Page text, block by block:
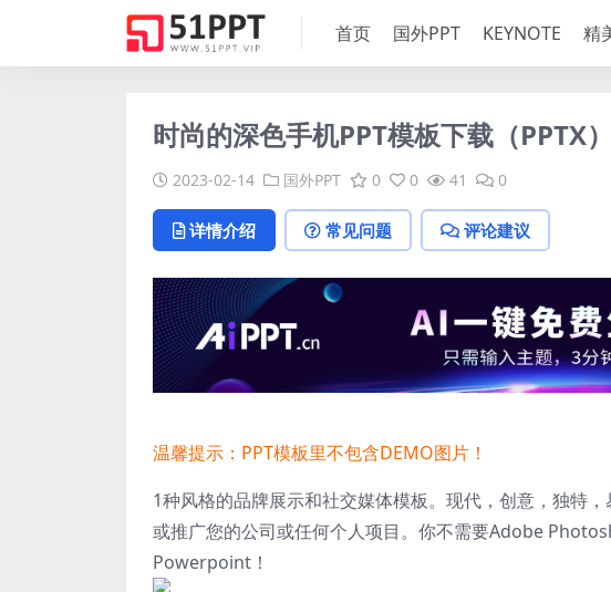
首页 国外PPT KEYNOTE 精
时尚的深色手机PPT模板下载（PPTX）
2023-02-14 国外PPT 0 0 41 0
详情介绍 常见问题 评论建议
温馨提示：PPT模板里不包含DEMO图片！
1种风格的品牌展示和社交媒体模板。现代，创意，独特
或推广您的公司或任何个人项目。你不需要Adobe
Powerpoint！